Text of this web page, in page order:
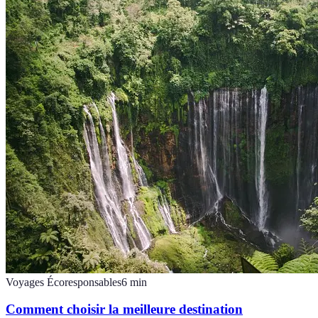
Voyages Écoresponsables6 min
Comment choisir la meilleure destination